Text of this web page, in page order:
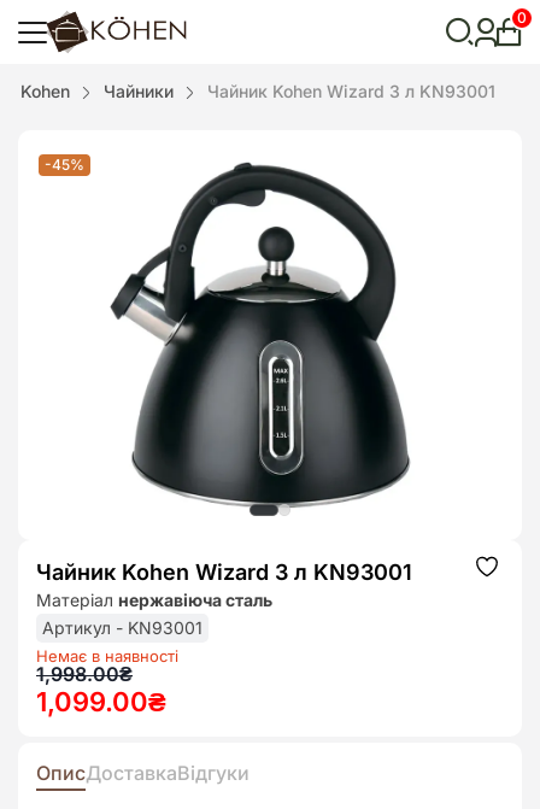
пошук
0
Kohen Чайники Чайник Kohen Wizard 3 л KN93001
-45%
Чайник Kohen Wizard 3 л KN93001
Матеріал нержавіюча сталь
Артикул - KN93001
Немає в наявності
1,998.00₴
Оригінальна
ціна:
1,099.00₴
Поточна
ціна:
ОписДоставкаВідгуки